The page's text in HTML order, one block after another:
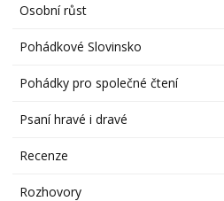
Osobní růst
Pohádkové Slovinsko
Pohádky pro společné čtení
Psaní hravé i dravé
Recenze
Rozhovory